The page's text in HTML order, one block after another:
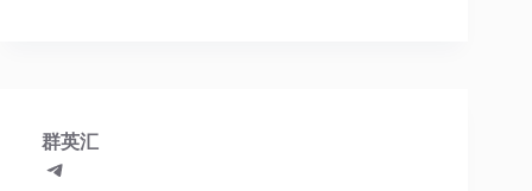
群英汇
Telegram